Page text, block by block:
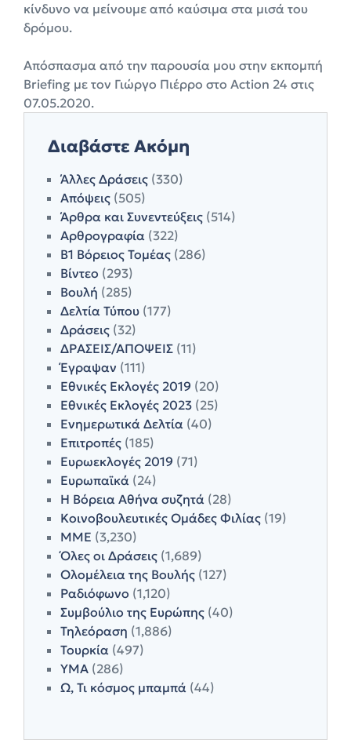
κίνδυνο να μείνουμε από καύσιμα στα μισά του
δρόμου.
Απόσπασμα από την παρουσία μου στην εκπομπή
Briefing με τον Γιώργο Πιέρρο στο Action 24 στις
07.05.2020.
Διαβάστε Ακόμη
Άλλες Δράσεις (330)
Απόψεις (505)
Άρθρα και Συνεντεύξεις (514)
Αρθρογραφία (322)
Β1 Βόρειος Τομέας (286)
Βίντεο (293)
Βουλή (285)
Δελτία Τύπου (177)
Δράσεις (32)
ΔΡΑΣΕΙΣ/ΑΠΟΨΕΙΣ (11)
Έγραψαν (111)
Εθνικές Εκλογές 2019 (20)
Εθνικές Εκλογές 2023 (25)
Ενημερωτικά Δελτία (40)
Επιτροπές (185)
Ευρωεκλογές 2019 (71)
Ευρωπαϊκά (24)
Η Βόρεια Αθήνα συζητά (28)
Κοινοβουλευτικές Ομάδες Φιλίας (19)
ΜΜΕ (3,230)
Όλες οι Δράσεις (1,689)
Ολομέλεια της Βουλής (127)
Ραδιόφωνο (1,120)
Συμβούλιο της Ευρώπης (40)
Τηλεόραση (1,886)
Τουρκία (497)
ΥΜΑ (286)
Ω, Τι κόσμος μπαμπά (44)